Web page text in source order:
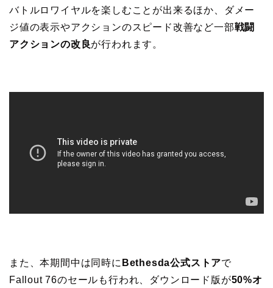
バトルロワイヤルを楽しむことが出来るほか、ダメー
ジ値の表示やアクションのスピード改善など一部戦闘
アクションの改良が行われます。
また、本期間中は同時に Bethesda公式ストアで
Fallout 76のセールも行われ、ダウンロード版が50%オ